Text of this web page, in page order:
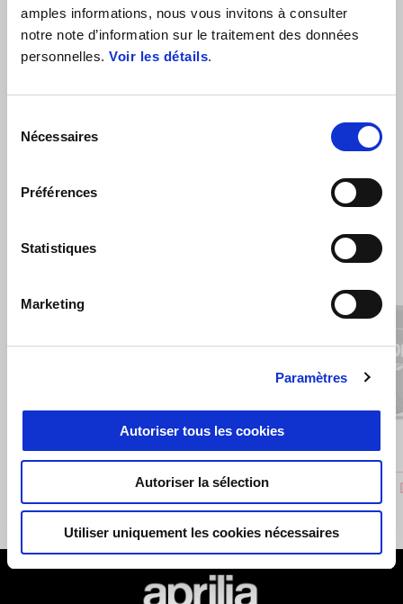
amples informations, nous vous invitons à consulter
notre note d’information sur le traitement des données
personnelles. Voir les détails.
Nécessaires
Préférences
Statistiques
Marketing
Paramètres
Autoriser tous les cookies
Autoriser la sélection
Utiliser uniquement les cookies nécessaires
Béquille centrale
€ 199 € 99